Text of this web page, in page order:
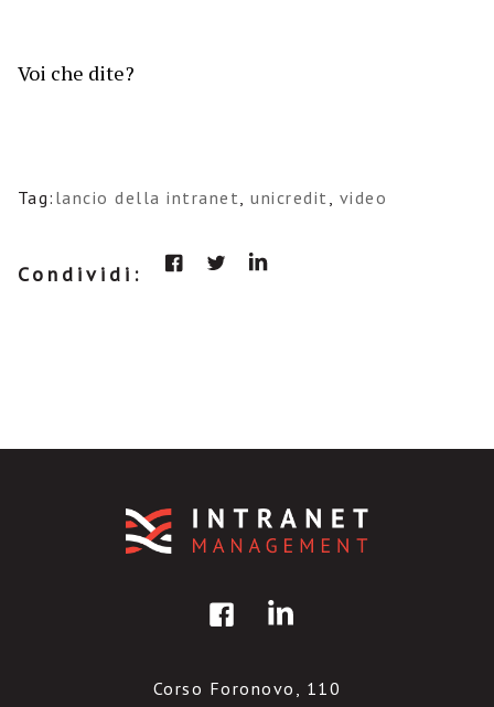
Voi che dite?
Tag: lancio della intranet,unicredit, video
Condividi:
Corso Foronovo, 110